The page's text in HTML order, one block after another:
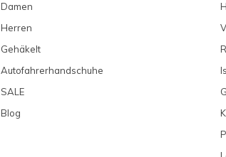
Damen
Herren
Gehäkelt
Autofahrerhandschuhe
SALE
Blog